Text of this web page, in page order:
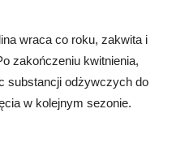
wraca co roku, zakwita i
zakończeniu kwitnienia,
substancji odżywczych do
w kolejnym sezonie.